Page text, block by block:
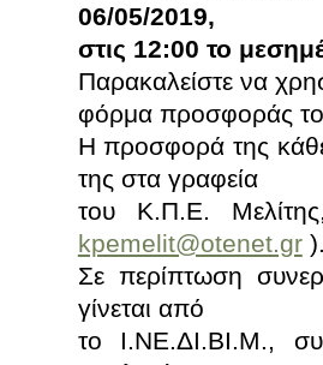
06/05/2019,
στις 12:00 το
Παρακαλείστε να
φόρμα προσφοράς
Η προσφορά της κάθε
της στα γραφεία
του Κ.Π.Ε.
kpemelit@otenet.gr
Σε περίπτωση
γίνεται από
το Ι.ΝΕ.ΔΙ.ΒΙ.Μ.,